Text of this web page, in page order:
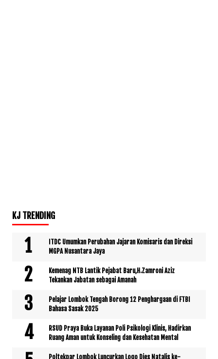
KJ TRENDING
ITDC Umumkan Perubahan Jajaran Komisaris dan Direksi
MGPA Nusantara Jaya
Kemenag NTB Lantik Pejabat Baru,H.Zamroni Aziz
Tekankan Jabatan sebagai Amanah
Pelajar Lombok Tengah Borong 12 Penghargaan di FTBI
Bahasa Sasak 2025
RSUD Praya Buka Layanan Poli Psikologi Klinis, Hadirkan
Ruang Aman untuk Konseling dan Kesehatan Mental
Poltekpar Lombok Luncurkan Logo Dies Natalis ke-